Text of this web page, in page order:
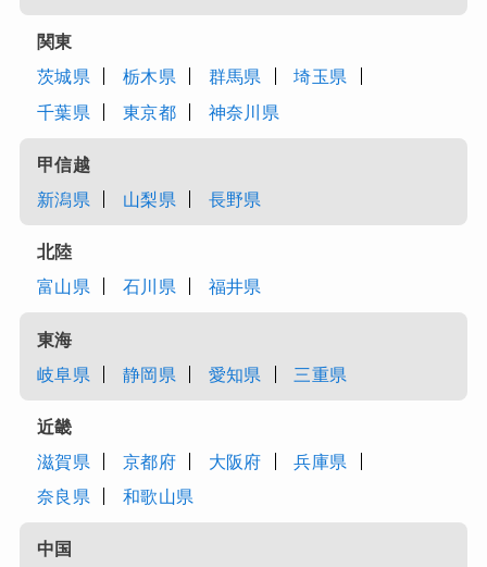
関東
茨城県
栃木県 群馬県
埼玉県
千葉県
東京都 神奈川県
甲信越
新潟県
山梨県 長野県
北陸
富山県
石川県 福井県
東海
岐阜県
静岡県 愛知県 三重県
近畿
滋賀県
京都府 大阪府
兵庫県
奈良県
和歌山県
中国